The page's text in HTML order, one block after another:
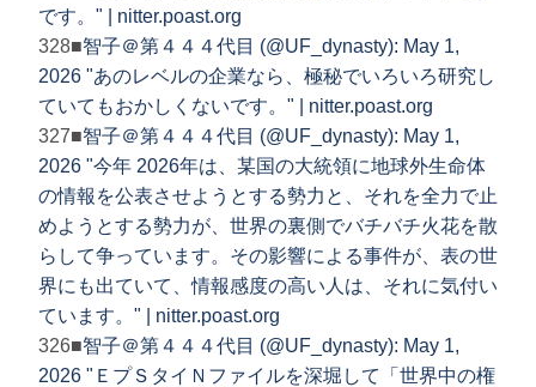
です。" | nitter.poast.org
328■智子＠第４４４代目 (@UF_dynasty): May 1,
2026 "あのレベルの企業なら、極秘でいろいろ研究し
ていてもおかしくないです。" | nitter.poast.org
327■智子＠第４４４代目 (@UF_dynasty): May 1,
2026 "今年 2026年は、某国の大統領に地球外生命体
の情報を公表させようとする勢力と、それを全力で止
めようとする勢力が、世界の裏側でバチバチ火花を散
らして争っています。その影響による事件が、表の世
界にも出ていて、情報感度の高い人は、それに気付い
ています。" | nitter.poast.org
326■智子＠第４４４代目 (@UF_dynasty): May 1,
2026 "ＥプＳタイＮファイルを深堀して「世界中の権